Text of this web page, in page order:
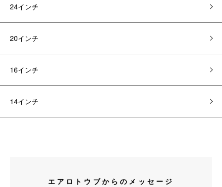
24インチ
20インチ
16インチ
14インチ
エアロトウブからのメッセージ